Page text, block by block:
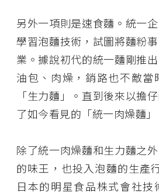
另外一項則是速食麵。統一
學習泡麵技術，試圖將麵粉
業。據說初代的統一麵剛推
油包、肉燥，銷路也不敵當
「生力麵」。直到後來以擔
了如今看見的「統一肉燥麵」
除了統一肉燥麵和生力麵之
的味王，也投入泡麵的生產
日本的明星食品株式會社技